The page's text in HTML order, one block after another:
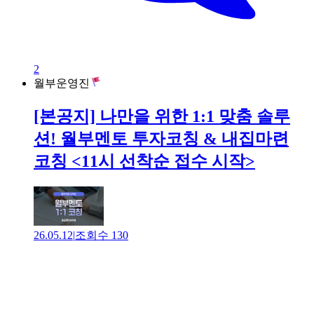
2
월부운영진
[본공지] 나만을 위한 1:1 맞춤 솔루
션! 월부멘토 투자코칭 & 내집마련
코칭 <11시 선착순 접수 시작>
26.05.12|조회수 130